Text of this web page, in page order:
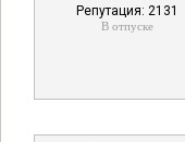
Репутация: 2131
В отпуске